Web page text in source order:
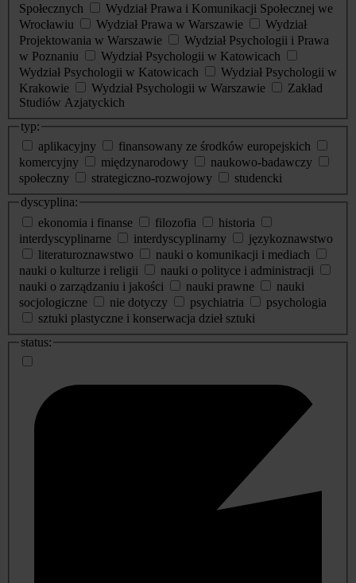
Społecznych
Wydział Prawa i Komunikacji Społecznej we
Wrocławiu
Wydział Prawa w Warszawie
Wydział
Projektowania w Warszawie
Wydział Psychologii i Prawa
w Poznaniu
Wydział Psychologii w Katowicach
Wydział Psychologii w Katowicach
Wydział Psychologii w
Krakowie
Wydział Psychologii w Warszawie
Zakład
Studiów Azjatyckich
typ:
aplikacyjny
finansowany ze środków europejskich
komercyjny
międzynarodowy
naukowo-badawczy
społeczny
strategiczno-rozwojowy
studencki
dyscyplina:
ekonomia i finanse
filozofia
historia
interdyscyplinarne
interdyscyplinarny
językoznawstwo
literaturoznawstwo
nauki o komunikacji i mediach
nauki o kulturze i religii
nauki o polityce i administracji
nauki o zarządzaniu i jakości
nauki prawne
nauki
socjologiczne
nie dotyczy psychiatria
psychologia
sztuki plastyczne i konserwacja dzieł sztuki
status: